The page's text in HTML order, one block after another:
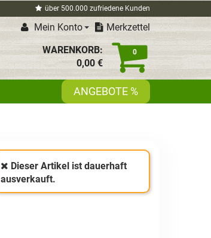
über 500.000 zufriedene Kunden
Mein Konto Merkzettel
0
WARENKORB:
0,00 €
ANGEBOTE %
Dieser Artikel ist dauerhaft
ausverkauft.